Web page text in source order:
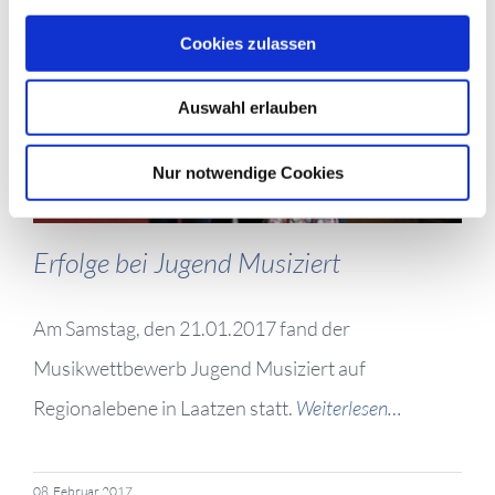
Cookies zulassen
Auswahl erlauben
Nur notwendige Cookies
Erfolge bei Jugend Musiziert
Am Samstag, den 21.01.2017 fand der
Musikwettbewerb Jugend Musiziert auf
Regionalebene in Laatzen statt. Weiterlesen…
08. Februar 2017